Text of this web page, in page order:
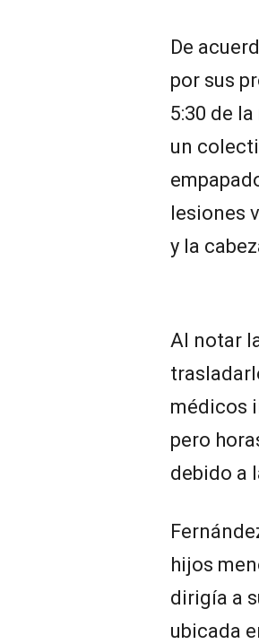
De
por sus
5:30 de
un
lesiones
y la
Al notar
médicos
pero
debido a
hijos
dirigía a
ubicada